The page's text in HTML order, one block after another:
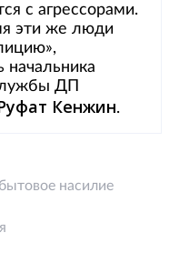
с агрессорами.
эти же люди
ДП
Кенжин.
насилие